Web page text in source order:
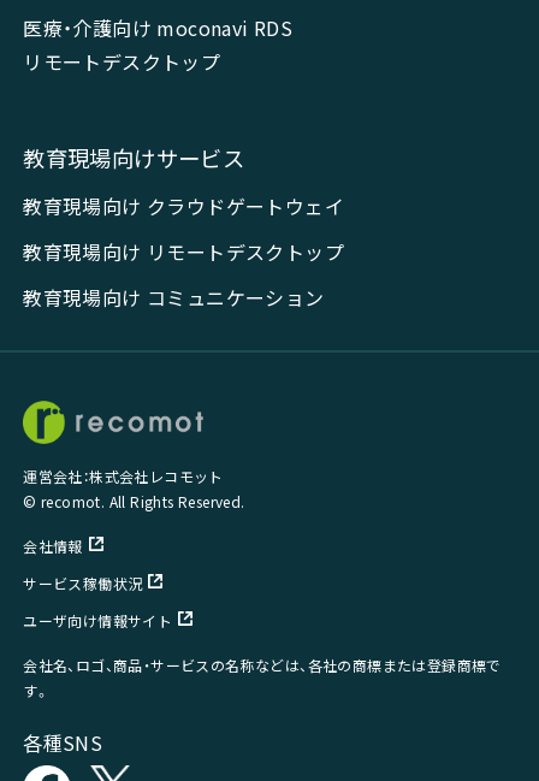
医療・介護向け moconavi RDS
リモートデスクトップ
教育現場向けサービス
教育現場向け クラウドゲートウェイ
教育現場向け リモートデスクトップ
教育現場向け コミュニケーション
運営会社：株式会社レコモット
© recomot. All Rights Reserved.
会社情報
サービス稼働状況
ユーザ向け情報サイト
会社名、ロゴ、商品・サービスの名称などは、各社の商標または登録商標で
す。
各種SNS